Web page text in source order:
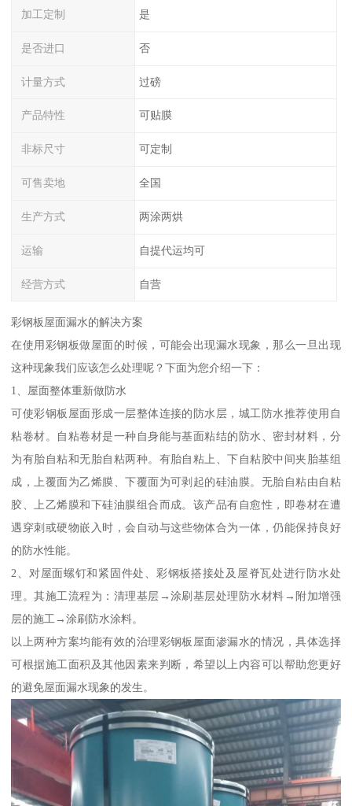
加工定制 是
是否进口 否
计量方式 过磅
产品特性 可贴膜
非标尺寸 可定制
可售卖地 全国
生产方式 两涂两烘
运输 自提代运均可
经营方式 自营
彩钢板屋面漏水的解决方案
在使用彩钢板做屋面的时候，可能会出现漏水现象，那么一旦出现
这种现象我们应该怎么处理呢？下面为您介绍一下：
1、屋面整体重新做防水
可使彩钢板屋面形成一层整体连接的防水层，城工防水推荐使用自
粘卷材。自粘卷材是一种自身能与基面粘结的防水、密封材料，分
为有胎自粘和无胎自粘两种。有胎自粘上、下自粘胶中间夹胎基组
成，上覆面为乙烯膜、下覆面为可剥起的硅油膜。无胎自粘由自粘
胶、上乙烯膜和下硅油膜组合而成。该产品有自愈性，即卷材在遭
遇穿刺或硬物嵌入时，会自动与这些物体合为一体，仍能保持良好
的防水性能。
2、对屋面螺钉和紧固件处、彩钢板搭接处及屋脊瓦处进行防水处
理。其施工流程为：清理基层→涂刷基层处理防水材料→附加增强
层的施工→涂刷防水涂料。
以上两种方案均能有效的治理彩钢板屋面渗漏水的情况，具体选择
可根据施工面积及其他因素来判断，希望以上内容可以帮助您更好
的避免屋面漏水现象的发生。